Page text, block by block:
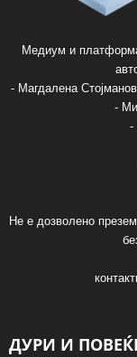
Медиум и
- Магдалена
-
-
Не е дозволено
ДУРИ И